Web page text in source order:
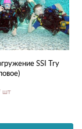
SSI Try
шт